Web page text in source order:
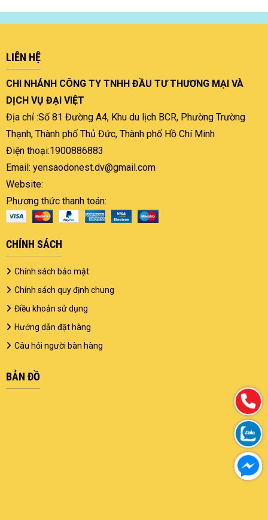
LIÊN HỆ
CHI NHÁNH CÔNG TY TNHH ĐẦU TƯ THƯƠNG MẠI VÀ
DỊCH VỤ ĐẠI VIỆT
Địa chỉ :Số 81 Đường A4, Khu du lịch BCR, Phường Trường
Thạnh, Thành phố Thủ Đức, Thành phố Hồ Chí Minh
Điện thoại:1900886883
Email: yensaodonest.dv@gmail.com
Website:
Phương thức thanh toán:
CHÍNH SÁCH
Chính sách bảo mật
Chính sách quy định chung
Điều khoản sử dụng
Hướng dẫn đặt hàng
Câu hỏi người bàn hàng
BẢN ĐỒ